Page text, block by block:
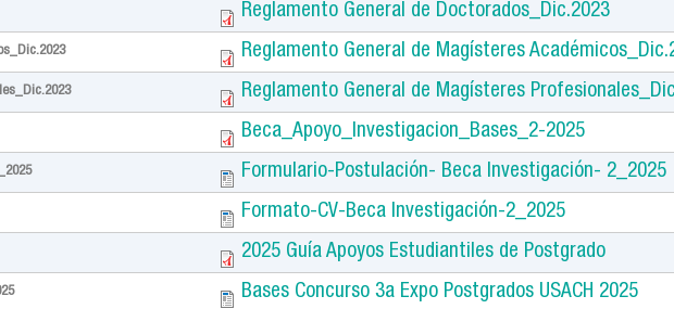
Reglamento General de Doctorados_Dic.2023
Reglamento General de Magísteres
Reglamento General de Magísteres
Beca_Apoyo_Investigacion_Bases_2-2025
Formulario-Postulación- Beca Investigación- 2_2025
Formato-CV-Beca Investigación-2_2025
2025 Guía Apoyos Estudiantiles de Postgrado
Bases Concurso 3a Expo Postgrados USACH 2025